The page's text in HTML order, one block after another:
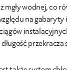
mgły wodnej, co
na